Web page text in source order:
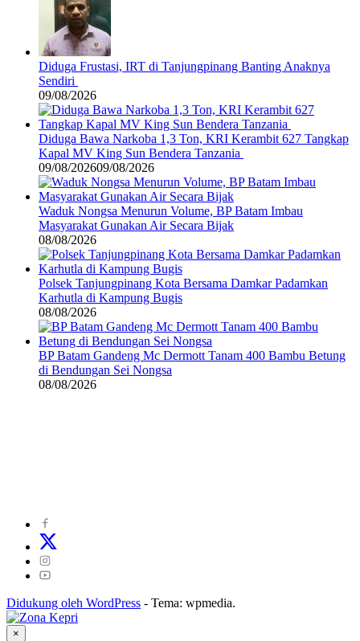
Diduga Frustasi, IRT di Tanjungpinang Banting Anaknya
Sendiri
09/08/2026
Diduga Bawa Narkoba 1,3 Ton, KRI Kerambit 627 Tangkap
Kapal MV King Sun Bendera Tanzania
09/08/202609/08/2026
Waduk Nongsa Menurun Volume, BP Batam Imbau
Masyarakat Gunakan Air Secara Bijak
08/08/2026
Polsek Tanjungpinang Kota Bersama Damkar Padamkan
Karhutla di Kampung Bugis
08/08/2026
BP Batam Gandeng Mc Dermott Tanam 400 Bambu Betung
di Bendungan Sei Nongsa
08/08/2026
Didukung oleh WordPress - Tema: wpmedia.
×